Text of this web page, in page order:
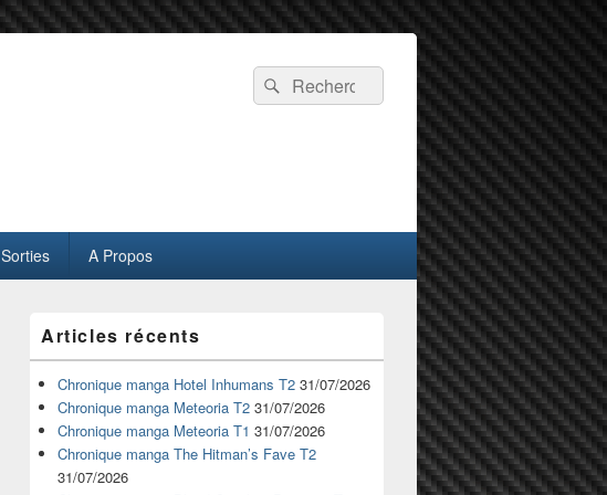
Recherche :
Rechercher
Sorties A Propos
principale
de
widget
pour
barre
latérale
Articles récents
Chronique manga Hotel Inhumans T2 31/07/2026
Chronique manga Meteoria T2 31/07/2026
Chronique manga Meteoria T1 31/07/2026
Chronique manga The Hitman’s Fave T2
31/07/2026